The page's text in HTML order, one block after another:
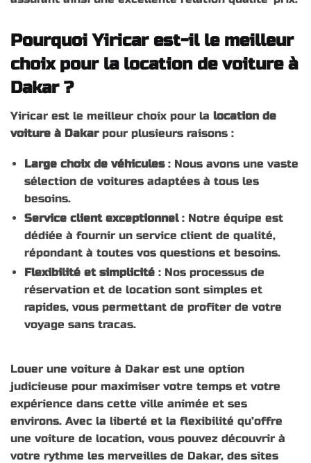
Pourquoi Yiricar est-il le meilleur
choix pour la location de voiture à
Dakar ?
Yiricar est le meilleur choix pour la location de
voiture à Dakarpour plusieurs raisons :
Large choix de véhicules: Nous avons une vaste
sélection de voitures adaptées à tous les
besoins.
Service client exceptionnel: Notre équipe est
dédiée à fournir un service client de qualité,
répondant à toutes vos questions et besoins.
Flexibilité et simplicité : Nos processus de
réservation et de location sont simples et
rapides, vous permettant de profiter de votre
voyage sans tracas.
Louer une voiture à Dakar est une option
judicieuse pour maximiser votre temps et votre
expérience dans cette ville animée et ses
environs. Avec la liberté et la flexibilité qu’offre
une voiture de location, vous pouvez découvrir à
votre rythme les merveilles de Dakar, des sites